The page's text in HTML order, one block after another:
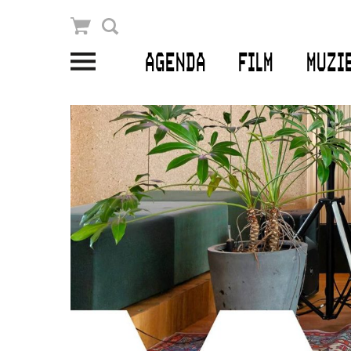
AGENDA FILM
Winkelmandje
PLAN JE BEZOEK
Openingstijden & contact
Bereikbaarheid
Kaartverkoop
Schoolvoorstellingen
Filmprogramma’s Primair Onderwijs